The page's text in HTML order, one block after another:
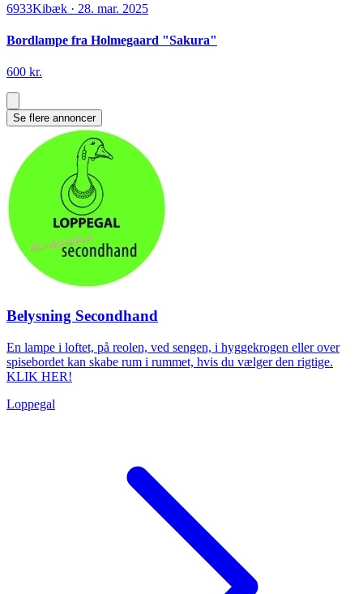
6933Kibæk · 28. mar. 2025
Bordlampe fra Holmegaard "Sakura"
600 kr.
Se flere annoncer
Belysning Secondhand
En lampe i loftet, på reolen, ved sengen, i hyggekrogen eller over
spisebordet kan skabe rum i rummet, hvis du vælger den rigtige.
KLIK HER!
Loppegal